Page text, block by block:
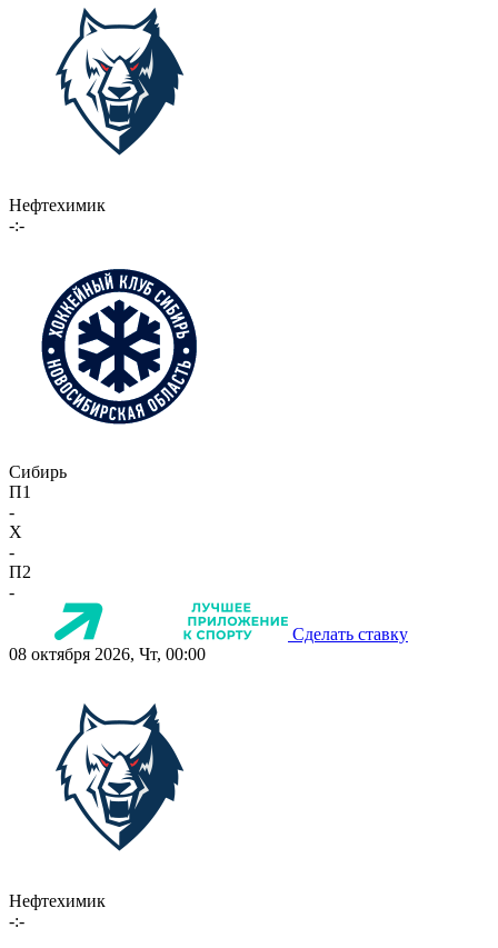
Нефтехимик
-:-
Сибирь
П1
-
X
-
П2
-
Сделать ставку
08 октября 2026, Чт, 00:00
Нефтехимик
-:-